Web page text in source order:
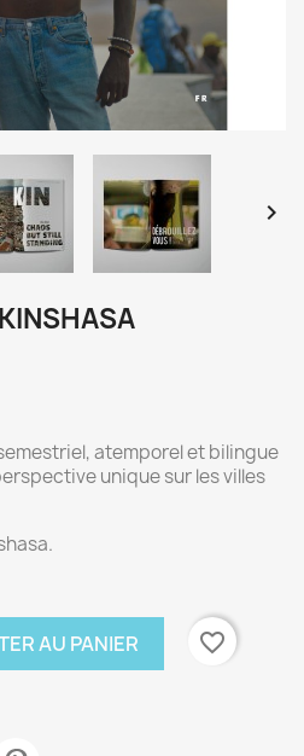

atemporel et bilingue
unique sur les villes
AU PANIER
favorite_border